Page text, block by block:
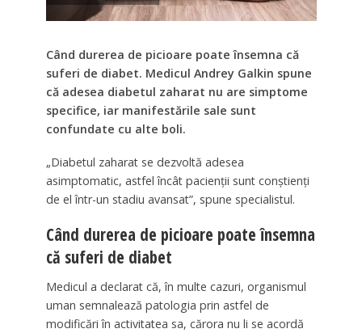
Când durerea de picioare poate însemna că
suferi de diabet. Medicul Andrey Galkin spune
că adesea diabetul zaharat nu are simptome
specifice, iar manifestările sale sunt
confundate cu alte boli.
„Diabetul zaharat se dezvoltă adesea
asimptomatic, astfel încât pacienții sunt conștienți
de el într-un stadiu avansat”, spune specialistul.
Când durerea de picioare poate însemna
că suferi de diabet
Medicul a declarat că, în multe cazuri, organismul
uman semnalează patologia prin astfel de
modificări în activitatea sa, cărora nu li se acordă